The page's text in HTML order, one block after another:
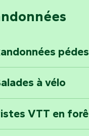
Embarquez pour
Explorez
d’orientation «
gardiens de la nature
à vélo
VTT en